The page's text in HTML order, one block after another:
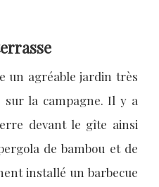
un agréable jardin très
sur la campagne. Il y a
devant le gîte ainsi
de bambou et de
installé un barbecue